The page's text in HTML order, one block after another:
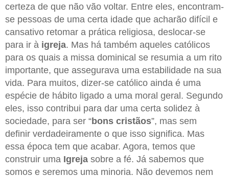
certeza de que não vão voltar. Entre eles, encontram-
se pessoas de uma certa idade que acharão difícil e
cansativo retomar a prática religiosa, deslocar-se
para ir à igreja. Mas há também aqueles católicos
para os quais a missa dominical se resumia a um rito
importante, que assegurava uma estabilidade na sua
vida. Para muitos, dizer-se católico ainda é uma
espécie de hábito ligado a uma moral geral. Segundo
eles, isso contribui para dar uma certa solidez à
sociedade, para ser “bons cristãos”, mas sem
definir verdadeiramente o que isso significa. Mas
essa época tem que acabar. Agora, temos que
construir uma Igreja sobre a fé. Já sabemos que
somos e seremos uma minoria. Não devemos nem